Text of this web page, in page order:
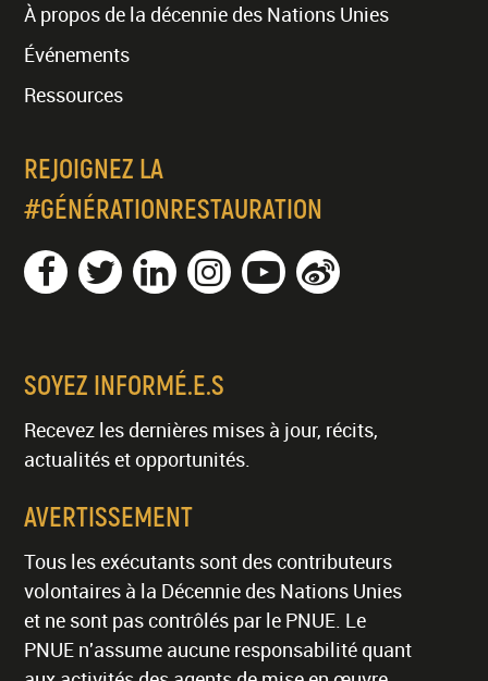
À propos de la décennie des Nations Unies
Événements
Ressources
REJOIGNEZ LA
#GÉNÉRATIONRESTAURATION
SOYEZ INFORMÉ.E.S
Recevez les dernières mises à jour, récits,
actualités et opportunités.
AVERTISSEMENT
Tous les exécutants sont des contributeurs
volontaires à la Décennie des Nations Unies
et ne sont pas contrôlés par le PNUE. Le
PNUE n'assume aucune responsabilité quant